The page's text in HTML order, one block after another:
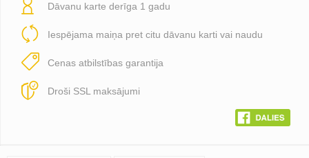
Dāvanu karte derīga 1 gadu
Iespējama maiņa pret citu dāvanu karti vai naudu
Cenas atbilstības garantija
Droši SSL maksājumi